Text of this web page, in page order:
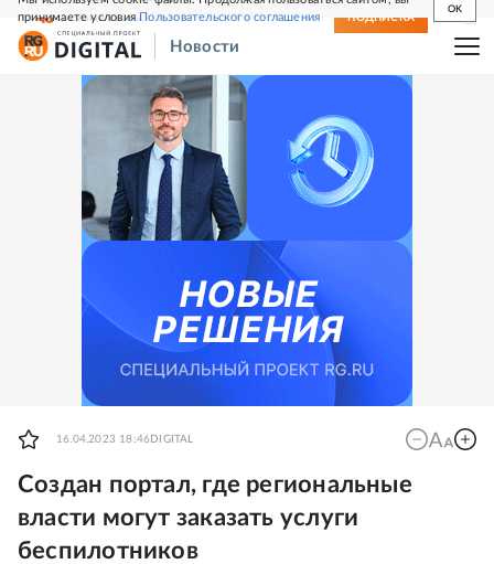
принимаете условияПользовательского соглашения
OK
СВЕЖИЙ НОМЕР ПОДПИСКА
Новости
16.04.2023 18:46 DIGITAL
Создан портал, где региональные
власти могут заказать услуги
беспилотников